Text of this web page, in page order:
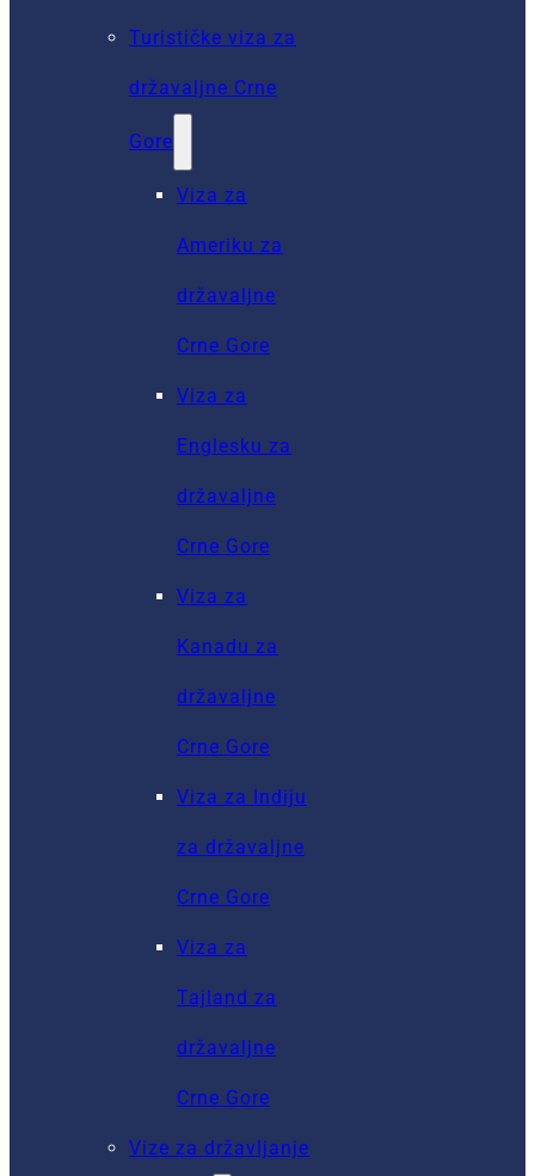
Turističke viza za
državaljne Crne
Gore
Viza za
Ameriku za
državaljne
Crne Gore
Viza za
Englesku za
državaljne
Crne Gore
Viza za
Kanadu za
državaljne
Crne Gore
Viza za Indiju
za državaljne
Crne Gore
Viza za
Tajland za
državaljne
Crne Gore
Vize za državljanje